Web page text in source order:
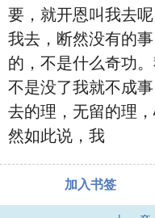
要，就开恩叫我去
我去，断然没有的
的，不是什么奇功
不是没了我就不成
去的理，无留的理
然如此说，我
加入书签